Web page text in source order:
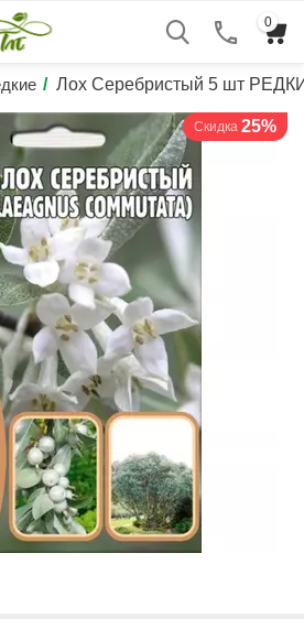
0
/ Лох Серебристый 5 шт
Скидка 25%